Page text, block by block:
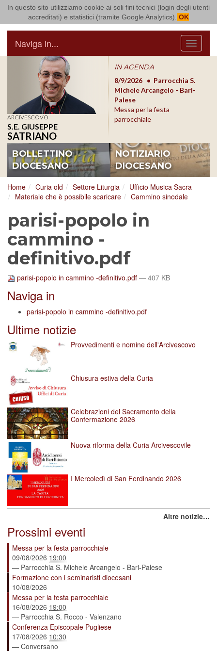
In questo sito utilizziamo cookie ai soli fini tecnici (login degli utenti
accreditati) e statistici (tramite Google Analytics). OK
Arcidiocesi di Bari Bitonto
Menu
Naviga in...
ARCIVESCOVO
S.E. GIUSEPPE
SATRIANO
IN AGENDA
8/17/2026
Conversano
Conferenza Episcopale
Pugliese
8/9/2026
Parrocchia S.
Michele Arcangelo - Bari-
Palese
Messa per la festa
parrocchiale
BOLLETTINO
DIOCESANO
NOTIZIARIO
DIOCESANO
Home Curia old Settore Liturgia
Ufficio Musica Sacra
Materiale che è possibile scaricare
Cammino sinodale
parisi-popolo in
cammino -
definitivo.pdf
parisi-popolo in cammino -definitivo.pdf — 407 KB
Naviga in
parisi-popolo in cammino -definitivo.pdf
Ultime notizie
Provvedimenti e nomine dell'Arcivescovo
Chiusura estiva della Curia
Celebrazioni del Sacramento della
Confermazione 2026
Nuova riforma della Curia Arcivescovile
I Mercoledì di San Ferdinando 2026
Altre notizie…
Prossimi eventi
Messa per la festa parrocchiale
09/08/2026 19:00
— Parrocchia S. Michele Arcangelo - Bari-Palese
Formazione con i seminaristi diocesani
10/08/2026
Messa per la festa parrocchiale
16/08/2026 19:00
— Parrocchia S. Rocco - Valenzano
Conferenza Episcopale Pugliese
17/08/2026 10:30
— Conversano